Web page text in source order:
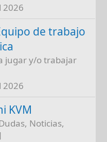
2026
de trabajo
jugar y/o trabajar
2026
KVM
Noticias,